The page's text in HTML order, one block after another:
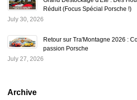
Réduit (Focus Spécial Porsche !)
July 30, 2026
Retour sur Tra'Montagne 2026 :
passion Porsche
July 27, 2026
Archive